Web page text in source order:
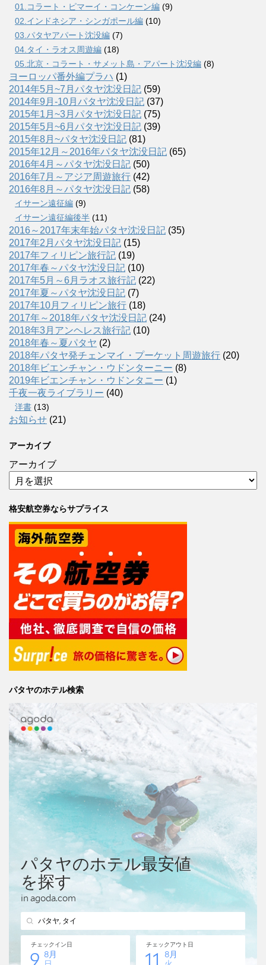
01.コラート・ピマーイ・コンケーン編 (9)
02.インドネシア・シンガポール編 (10)
03.パタヤアパート沈没編 (7)
04.タイ・ラオス周遊編 (18)
05.北京・コラート・サメット島・アパート沈没編 (8)
ヨーロッパ番外編プラハ (1)
2014年5月~7月パタヤ沈没日記 (59)
2014年9月-10月パタヤ沈没日記 (37)
2015年1月~3月パタヤ沈没日記 (75)
2015年5月~6月パタヤ沈没日記 (39)
2015年8月~パタヤ沈没日記 (81)
2015年12月～2016年パタヤ沈没日記 (65)
2016年4月～パタヤ沈没日記 (50)
2016年7月～アジア周遊旅行 (42)
2016年8月～パタヤ沈没日記 (58)
イサーン遠征編 (9)
イサーン遠征編後半 (11)
2016～2017年末年始パタヤ沈没日記 (35)
2017年2月パタヤ沈没日記 (15)
2017年フィリピン旅行記 (19)
2017年春～パタヤ沈没日記 (10)
2017年5月～6月ラオス旅行記 (22)
2017年夏～パタヤ沈没日記 (7)
2017年10月フィリピン旅行 (18)
2017年～2018年パタヤ沈没日記 (24)
2018年3月アンヘレス旅行記 (10)
2018年春～夏パタヤ (2)
2018年パタヤ発チェンマイ・プーケット周遊旅行 (20)
2018年ビエンチャン・ウドンターニー (8)
2019年ビエンチャン・ウドンタニー (1)
千夜一夜ライブラリー (40)
洋書 (13)
お知らせ (21)
アーカイブ
アーカイブ
格安航空券ならサプライス
パタヤのホテル検索